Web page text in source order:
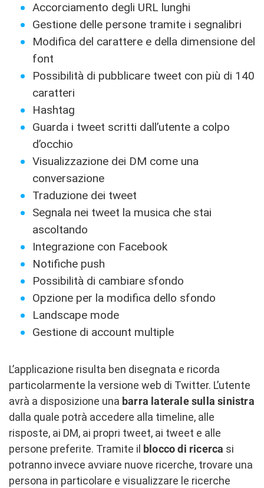
Accorciamento degli URL lunghi
Gestione delle persone tramite i segnalibri
Modifica del carattere e della dimensione del
font
Possibilità di pubblicare tweet con più di 140
caratteri
Hashtag
Guarda i tweet scritti dall’utente a colpo
d’occhio
Visualizzazione dei DM come una
conversazione
Traduzione dei tweet
Segnala nei tweet la musica che stai
ascoltando
Integrazione con Facebook
Notifiche push
Possibilità di cambiare sfondo
Opzione per la modifica dello sfondo
Landscape mode
Gestione di account multiple
L’applicazione risulta ben disegnata e ricorda
particolarmente la versione web di Twitter. L’utente
avrà a disposizione una barra laterale sulla sinistra
dalla quale potrà accedere alla timeline, alle
risposte, ai DM, ai propri tweet, ai tweet e alle
persone preferite. Tramite il blocco di ricerca si
potranno invece avviare nuove ricerche, trovare una
persona in particolare e visualizzare le ricerche